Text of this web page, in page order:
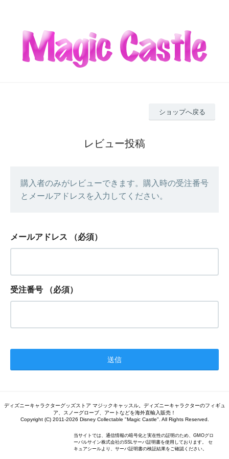
ショップへ戻る
レビュー投稿
購入者のみがレビューできます。購入時の受注番号
とメールアドレスを入力してください。
メールアドレス （必須）
受注番号 （必須）
ディズニーキャラクターグッズストア マジックキャッスル。ディズニーキャラクターのフィギュ
ア、スノーグローブ、アートなどを海外直輸入販売！
Copyright (C) 2011-2026 Disney Collectable "Magic Castle". All Rights Reserved.
当サイトでは、通信情報の暗号化と実在性の証明のため、GMOグロ
ーバルサイン株式会社のSSLサーバ証明書を使用しております。 セ
キュアシールより、サーバ証明書の検証結果をご確認ください。